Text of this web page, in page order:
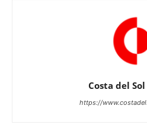
Costa del
https://